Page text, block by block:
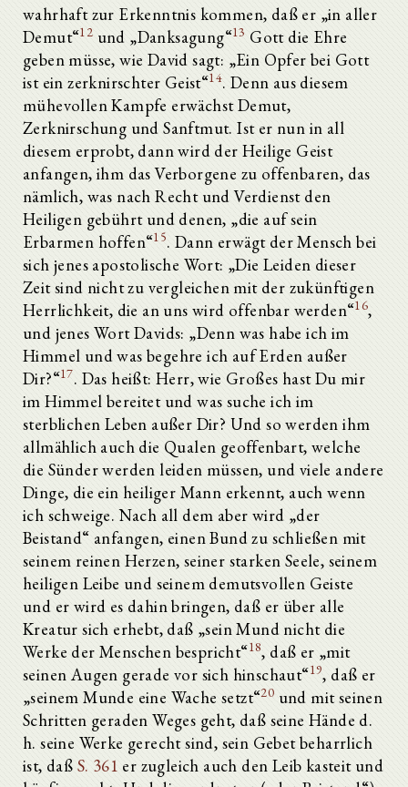
wahrhaft zur Erkenntnis kommen, daß er „in aller
Demut“12 und „Danksagung“13 Gott die Ehre
geben müsse, wie David sagt: „Ein Opfer bei Gott
ist ein zerknirschter Geist“14. Denn aus diesem
mühevollen Kampfe erwächst Demut,
Zerknirschung und Sanftmut. Ist er nun in all
diesem erprobt, dann wird der Heilige Geist
anfangen, ihm das Verborgene zu offenbaren, das
nämlich, was nach Recht und Verdienst den
Heiligen gebührt und denen, „die auf sein
Erbarmen hoffen“15. Dann erwägt der Mensch bei
sich jenes apostolische Wort: „Die Leiden dieser
Zeit sind nicht zu vergleichen mit der zukünftigen
Herrlichkeit, die an uns wird offenbar werden“16,
und jenes Wort Davids: „Denn was habe ich im
Himmel und was begehre ich auf Erden außer
Dir?“17. Das heißt: Herr, wie Großes hast Du mir
im Himmel bereitet und was suche ich im
sterblichen Leben außer Dir? Und so werden ihm
allmählich auch die Qualen geoffenbart, welche
die Sünder werden leiden müssen, und viele andere
Dinge, die ein heiliger Mann erkennt, auch wenn
ich schweige. Nach all dem aber wird „der
Beistand“ anfangen, einen Bund zu schließen mit
seinem reinen Herzen, seiner starken Seele, seinem
heiligen Leibe und seinem demutsvollen Geiste
und er wird es dahin bringen, daß er über alle
Kreatur sich erhebt, daß „sein Mund nicht die
Werke der Menschen bespricht“18, daß er „mit
seinen Augen gerade vor sich hinschaut“19, daß er
„seinem Munde eine Wache setzt“20 und mit seinen
Schritten geraden Weges geht, daß seine Hände d.
h. seine Werke gerecht sind, sein Gebet beharrlich
ist, daß S. 361 er zugleich auch den Leib kasteit und